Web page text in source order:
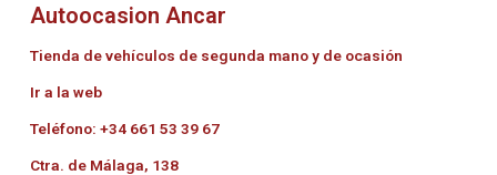
Autoocasion Ancar
Tienda de vehículos de segunda mano y de ocasión
Ir a la web
Teléfono: +34 661 53 39 67
Ctra. de Málaga, 138